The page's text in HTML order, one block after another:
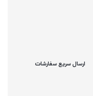
ارسال سریع سفارشات